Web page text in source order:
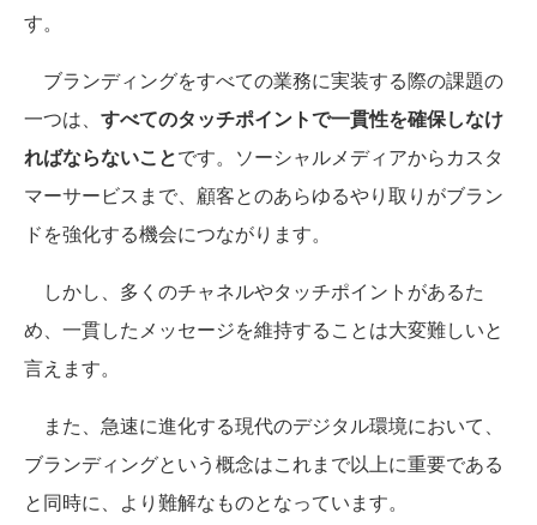
す。
ブランディングをすべての業務に実装する際の課題の
一つは、 すべてのタッチポイントで一貫性を確保しなけ
ればならないことです。ソーシャルメディアからカスタ
マーサービスまで、顧客とのあらゆるやり取りがブラン
ドを強化する機会につながります。
しかし、多くのチャネルやタッチポイントがあるた
め、一貫したメッセージを維持することは大変難しいと
言えます。
また、急速に進化する現代のデジタル環境において、
ブランディングという概念はこれまで以上に重要である
と同時に、より難解なものとなっています。